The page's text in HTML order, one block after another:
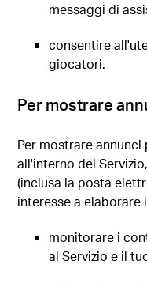
messaggi di
consentire
giocatori.
Per mostrare
Per mostrare
all'interno del
(inclusa la posta
interesse a elaborare
monitorare i
al Servizio e il